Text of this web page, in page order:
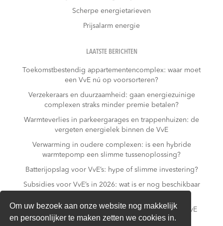
Om uw bezoek aan onze website nog makkelijk
en persoonlijker te maken zetten we cookies in.
Scherpe energietarieven
Prijsalarm energie
LAATSTE BERICHTEN
Toekomstbestendig appartementencomplex: waar moet
een VvE nú op voorsorteren?
Verzekeraars en duurzaamheid: gaan energiezuinige
complexen straks minder premie betalen?
Warmteverlies in parkeergarages en trappenhuizen: de
vergeten energielek binnen de VvE
Verwarming in oudere complexen: is een hybride
warmtepomp een slimme tussenoplossing?
Batterijopslag voor VvE’s: hype of slimme investering?
Subsidies voor VvE’s in 2026: wat is er nog beschikbaar
Slim laden in parkeergarages: hoe voorkomt een VvE
overbelasting van de installatie?